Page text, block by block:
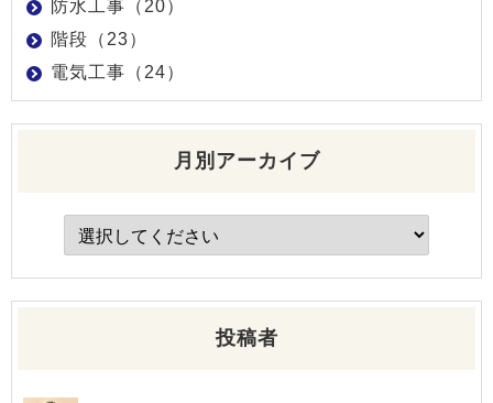
防水工事（20）
階段（23）
電気工事（24）
月別アーカイブ
投稿者